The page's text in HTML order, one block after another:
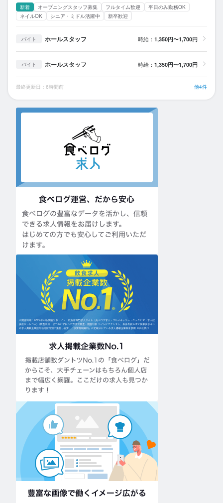
新着 オープニングスタッフ募集 フルタイム歓迎
平日のみ勤務OK
ネイルOK
シニア・ミドル活躍中 新卒歓迎
バイト ホールスタッフ 時給： 1,350円〜1,700円
バイト ホールスタッフ 時給： 1,350円〜1,700円
最終更新日：6時間前 他4件